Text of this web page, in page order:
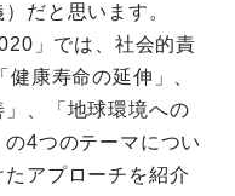
だと思います。
」では、社会的責
康寿命の延伸」、
」、「地球環境への
4つのテーマについ
アプローチを紹介